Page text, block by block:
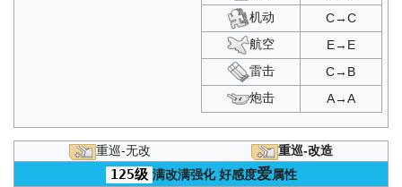
机动
C→C
航空
E→E
雷击
C→B
炮击
A→A
重巡-无改 重巡-改造
125级 满改满强化好感度爱属性